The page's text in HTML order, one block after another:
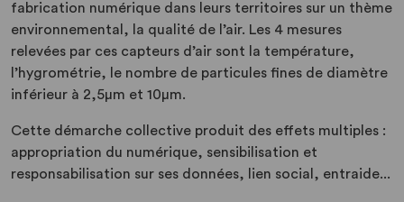
fabrication numérique dans leurs territoires sur un thème
environnemental, la qualité de l’air. Les 4 mesures
relevées par ces capteurs d’air sont la température,
l’hygrométrie, le nombre de particules fines de diamètre
inférieur à 2,5µm et 10µm.
Cette démarche collective produit des effets multiples :
appropriation du numérique, sensibilisation et
responsabilisation sur ses données, lien social, entraide...